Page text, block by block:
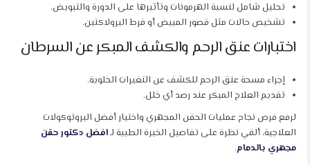
تحليل شامل لنسبة الهرمونات وتأثيرها على الدورة والتبويض.
تشخيص حالات مثل قصور المبيض أو فرط البرولاكتين.
اختبارات عنق الرحم والكشف المبكر عن السرطان
إجراء مسحة عنق الرحم للكشف عن التغيرات الخلوية.
تقديم العلاج المبكر عند رصد أي خلل.
لرفع فرص نجاح عمليات الحقن المجهري واختيار أفضل البروتوكولات
العلاجية، ألقي نظرة على تفاصيل الخبرة الطبية لـافضل دكتور حقن
مجهري بالدمام.